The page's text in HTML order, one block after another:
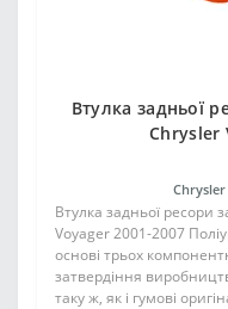
Втулка задньої
Chrysler
Chrysler
Втулка задньої ресори
Voyager 2001-2007
основі трьох
затвердіння
таку ж, як і гумові